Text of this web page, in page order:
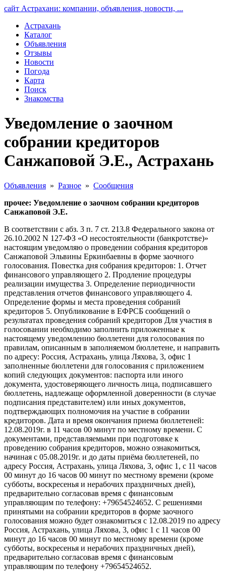
сайт Астрахани: компании, объявления, новости, ...
Астрахань
Каталог
Объявления
Отзывы
Новости
Погода
Карта
Поиск
Знакомства
Уведомление о заочном
собрании кредиторов
Санжаповой Э.Е., Астрахань
Объявления » Разное » Сообщения
прочее: Уведомление о заочном собрании кредиторов
Санжаповой Э.Е.
В соответствии с абз. 3 п. 7 ст. 213.8 Федерального закона от
26.10.2002 N 127-ФЗ «О несостоятельности (банкротстве)»
настоящим уведомляю о проведении собрания кредиторов
Санжаповой Эльвины Еркинбаевны в форме заочного
голосования. Повестка дня собрания кредиторов: 1. Отчет
финансового управляющего 2. Продление процедуры
реализации имущества 3. Определение периодичности
представления отчетов финансового управляющего 4.
Определение формы и места проведения собраний
кредиторов 5. Опубликование в ЕФРСБ сообщений о
результатах проведения собраний кредиторов Для участия в
голосовании необходимо заполнить приложенные к
настоящему уведомлению бюллетени для голосования по
правилам, описанным в заполняемом бюллетене, и направить
по адресу: Россия, Астрахань, улица Ляхова, 3, офис 1
заполненные бюллетени для голосования с приложением
копий следующих документов: паспорта или иного
документа, удостоверяющего личность лица, подписавшего
бюллетень, надлежаще оформленной доверенности (в случае
подписания представителем) или иных документов,
подтверждающих полномочия на участие в собрании
кредиторов. Дата и время окончания приема бюллетеней:
12.08.2019г. в 11 часов 00 минут по местному времени. С
документами, представляемыми при подготовке к
проведению собрания кредиторов, можно ознакомиться,
начиная с 05.08.2019г. и до даты приёма бюллетеней, по
адресу Россия, Астрахань, улица Ляхова, 3, офис 1, с 11 часов
00 минут до 16 часов 00 минут по местному времени (кроме
субботы, воскресенья и нерабочих праздничных дней),
предварительно согласовав время с финансовым
управляющим по телефону: +79654524652. С решениями
принятыми на собрании кредиторов в форме заочного
голосования можно будет ознакомиться с 12.08.2019 по адресу
Россия, Астрахань, улица Ляхова, 3, офис 1 с 11 часов 00
минут до 16 часов 00 минут по местному времени (кроме
субботы, воскресенья и нерабочих праздничных дней),
предварительно согласовав время с финансовым
управляющим по телефону +79654524652.